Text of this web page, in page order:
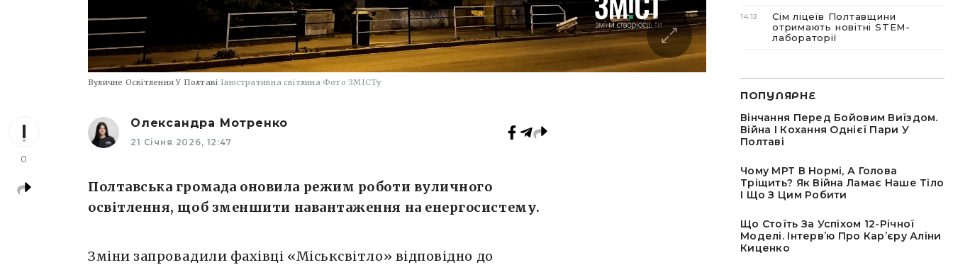
Вуличне Освітлення У Полтаві Ілюстративна світлина Фото ЗМІСТу
0
Олександра Мотренко
21 Січня 2026, 12:47
Полтавська громада оновила режим роботи вуличного
освітлення, щоб зменшити навантаження на енергосистему.
Зміни запровадили фахівці «Міськсвітло» відповідно до
14:12
Сім ліцеїв Полтавщини
отримають новітні STEM-
лабораторії
ПОПУЛЯРНЕ
Вінчання Перед Бойовим Виїздом.
Війна І Кохання Однієї Пари У
Полтаві
Чому МРТ В Нормі, А Голова
Тріщить? Як Війна Ламає Наше Тіло
І Що З Цим Робити
Що Стоїть За Успіхом 12-Річної
Моделі. Інтервʼю Про Карʼєру Аліни
Киценко